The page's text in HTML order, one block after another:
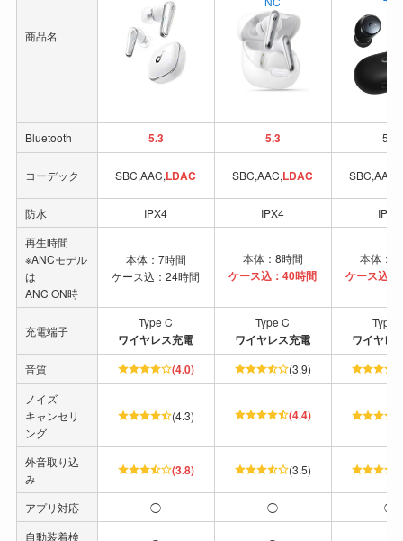
商品名
Bluetooth 5.3 5.3 5.2
コーデック SBC,AAC,LDAC SBC,AAC,LDAC SBC,AAC,
防水 IPX4 IPX4
IPX4
再生時間
※ANCモデル
は
ANC ON時
本体：7時間
ケース込：24時間
本体：8時間
ケース込：40時間
本体：8
ケース込
充電端子
Type C
ワイヤレス充電
Type C
ワイヤレス充電
Type
ワイヤレ
音質 (4.0)
(3.9)
ノイズ
キャンセリ
ング
(4.3) (4.4)
外音取り込
み
(3.8) (3.5)
アプリ対応 ◯ ◯
◯
自動装着検